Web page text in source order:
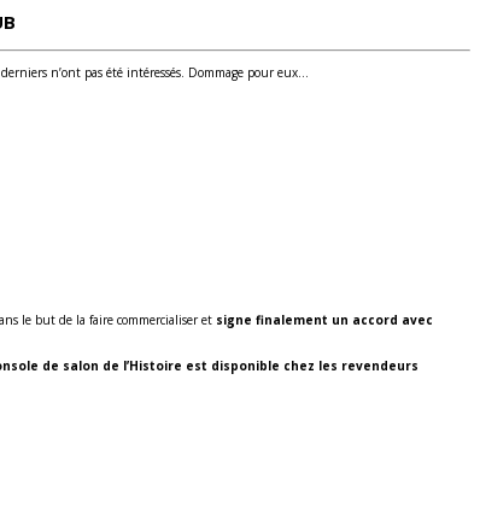
n’ont pas été intéressés. Dommage pour eux…
le but de la faire commercialiser et signe finalement un accord avec
de salon de l’Histoire est disponible chez les revendeurs